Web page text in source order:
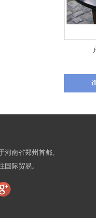
河南省郑州首都。
国际贸易。